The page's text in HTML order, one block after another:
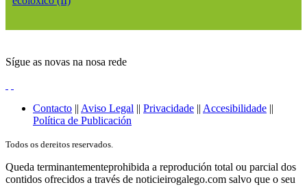
Sígue as novas na nosa rede
Contacto || Aviso Legal || Privacidade || Accesibilidade ||
Política de Publicación
Todos os dereitos reservados.
Queda terminantementeprohibida a reprodución total ou parcial dos
contidos ofrecidos a través de noticieirogalego.com salvo que o seu